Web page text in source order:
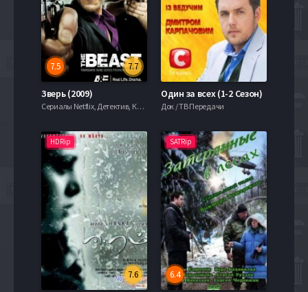
7.7
7.5
Зверь (2009)
Сериалы Netflix, Детектив, Комедии, Криминал, Триллеры, serial.mob
Один за всех (1-2 Сезон)
Док / ТВ Передачи
HDRip
7.6
SATRip
6.4